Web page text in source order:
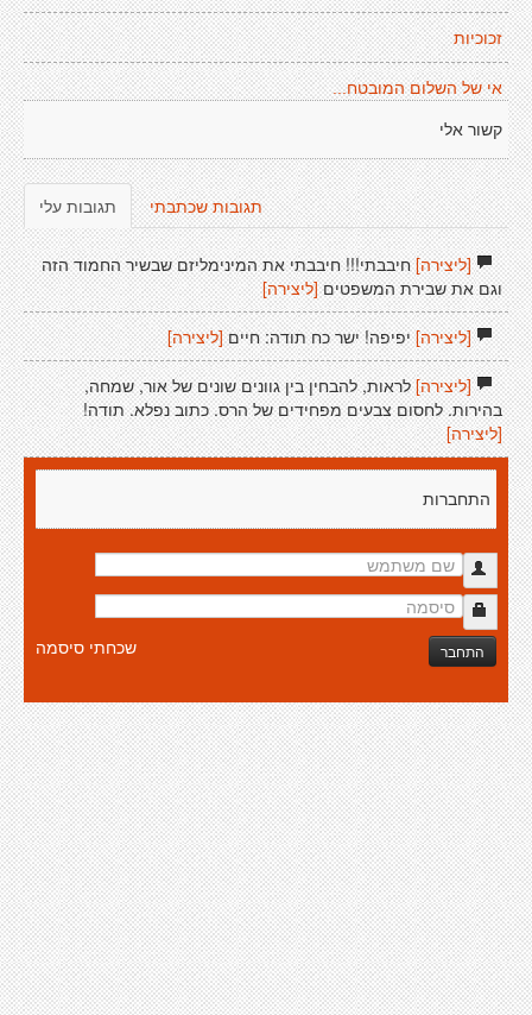
זכוכיות
אי של השלום המובטח...
קשור אלי
תגובות עלי תגובות שכתבתי
[ליצירה]חיבבתי!!! חיבבתי את המינימליזם שבשיר החמוד הזה
וגם את שבירת המשפטים[ליצירה]
[ליצירה]יפיפה! ישר כח תודה: חיים [ליצירה]
[ליצירה]לראות, להבחין בין גוונים שונים של אור, שמחה,
בהירות. לחסום צבעים מפחידים של הרס. כתוב נפלא. תודה!
[ליצירה]
התחברות
התחבר שכחתי סיסמה